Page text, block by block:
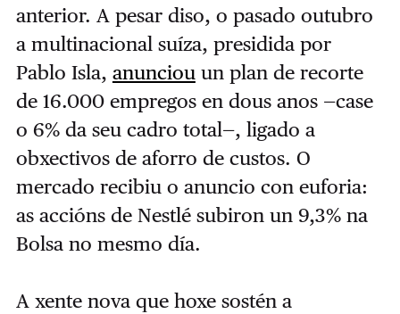
anterior. A pesar diso, o pasado outubro
a multinacional suíza, presidida por
Pablo Isla, anunciouun plan de recorte
de 16.000 empregos en dous anos —case
o 6% da seu cadro total—, ligado a
obxectivos de aforro de custos. O
mercado recibiu o anuncio con euforia:
as accións de Nestlé subiron un 9,3% na
Bolsa no mesmo día.
A xente nova que hoxe sostén a